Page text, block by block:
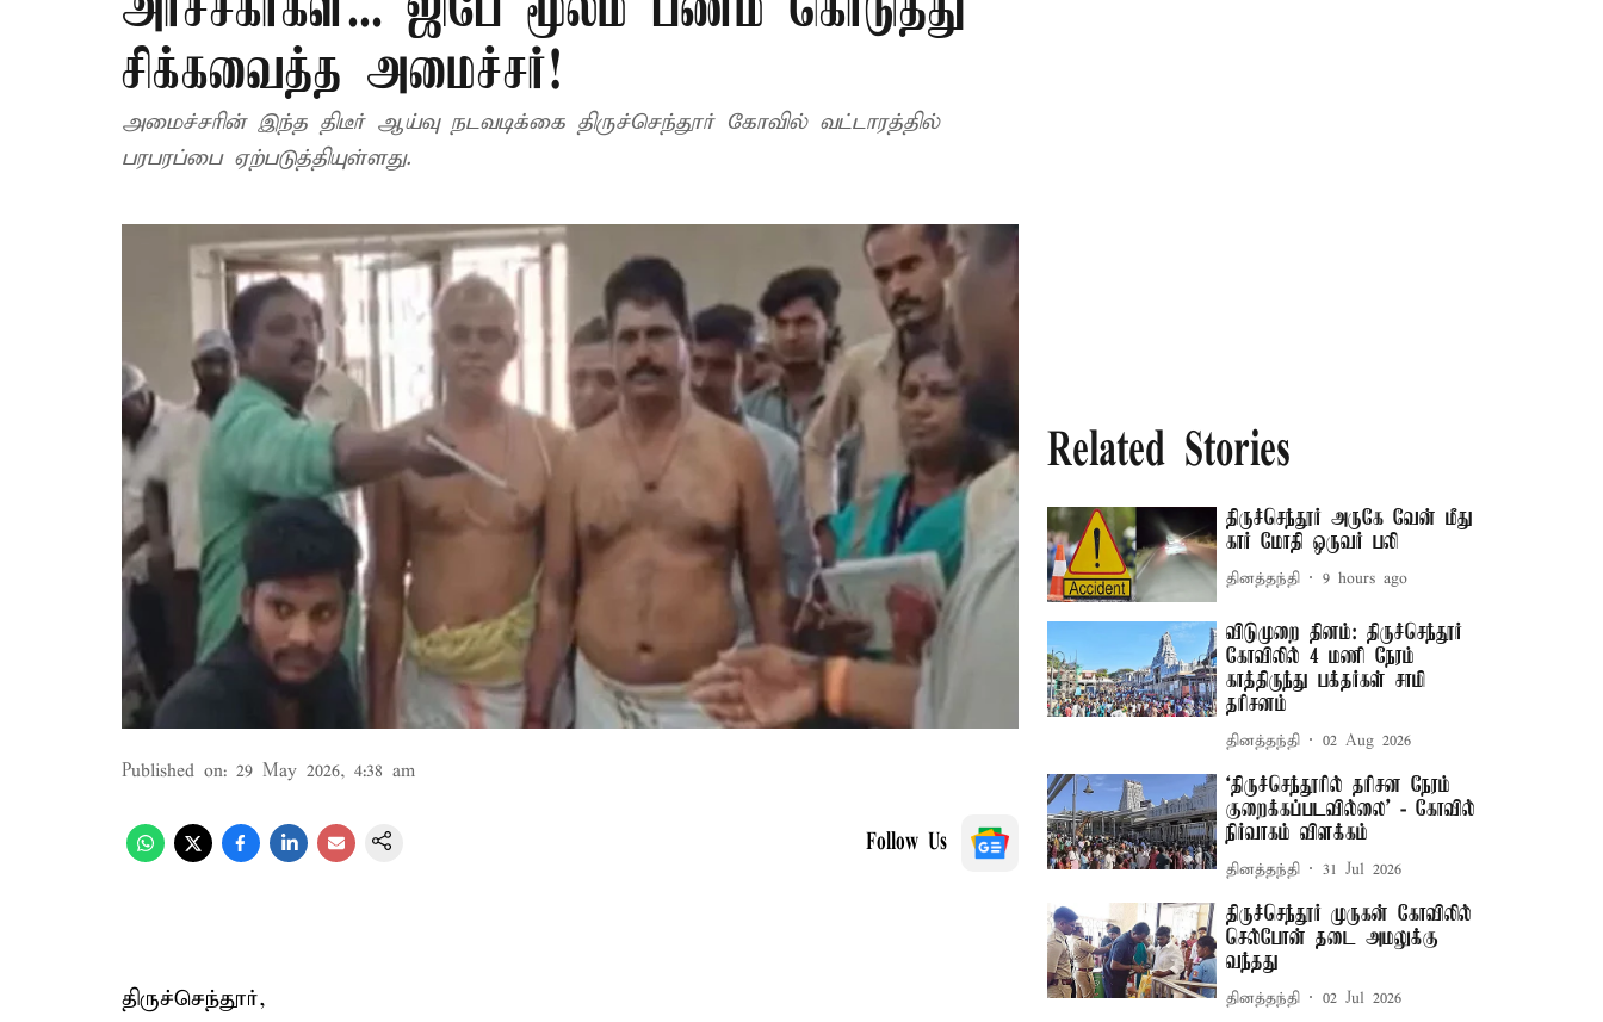
சிக்கவைத்த அமைச்சர்!
அமைச்சரின் இந்த திடீர் ஆய்வு நடவடிக்கை திருச்செந்தூர் கோவில் வட்டாரத்தில்
பரபரப்பை ஏற்படுத்தியுள்ளது.
Published on: 29 May 2026, 4:38 am
Follow Us
திருச்செந்தூர்,
Related Stories
திருச்செந்தூர் அருகே வேன் மீது
கார் மோதி ஒருவர் பலி
தினத்தந்தி 9 hours ago
விடுமுறை தினம்: திருச்செந்தூர்
கோவிலில் 4 மணி நேரம்
காத்திருந்து பக்தர்கள் சாமி
தரிசனம்
தினத்தந்தி 02 Aug 2026
‘திருச்செந்தூரில் தரிசன நேரம்
குறைக்கப்படவில்லை’ - கோவில்
நிர்வாகம் விளக்கம்
தினத்தந்தி 31 Jul 2026
திருச்செந்தூர் முருகன் கோவிலில்
செல்போன் தடை அமலுக்கு
வந்தது
தினத்தந்தி 02 Jul 2026